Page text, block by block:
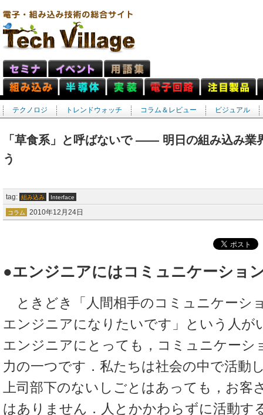
テクノロジ トレンドウォッチ コラム＆レビュー ビジュアル
「草食系」と呼ばないで ―― 明日の組み込み業
う
tag: 組み込み Interface
コラム 2010年12月24日
●エンジニアにはコミュニケーショ
ときどき「人間相手のコミュニケーシ
エンジニアになりたいです」という人が
エンジニアにとっても，コミュニケーシ
力の一つです．私たちは社会の中で活動
上司部下のないしごとはあっても，お客
はありません．人とかかわらずに活動す